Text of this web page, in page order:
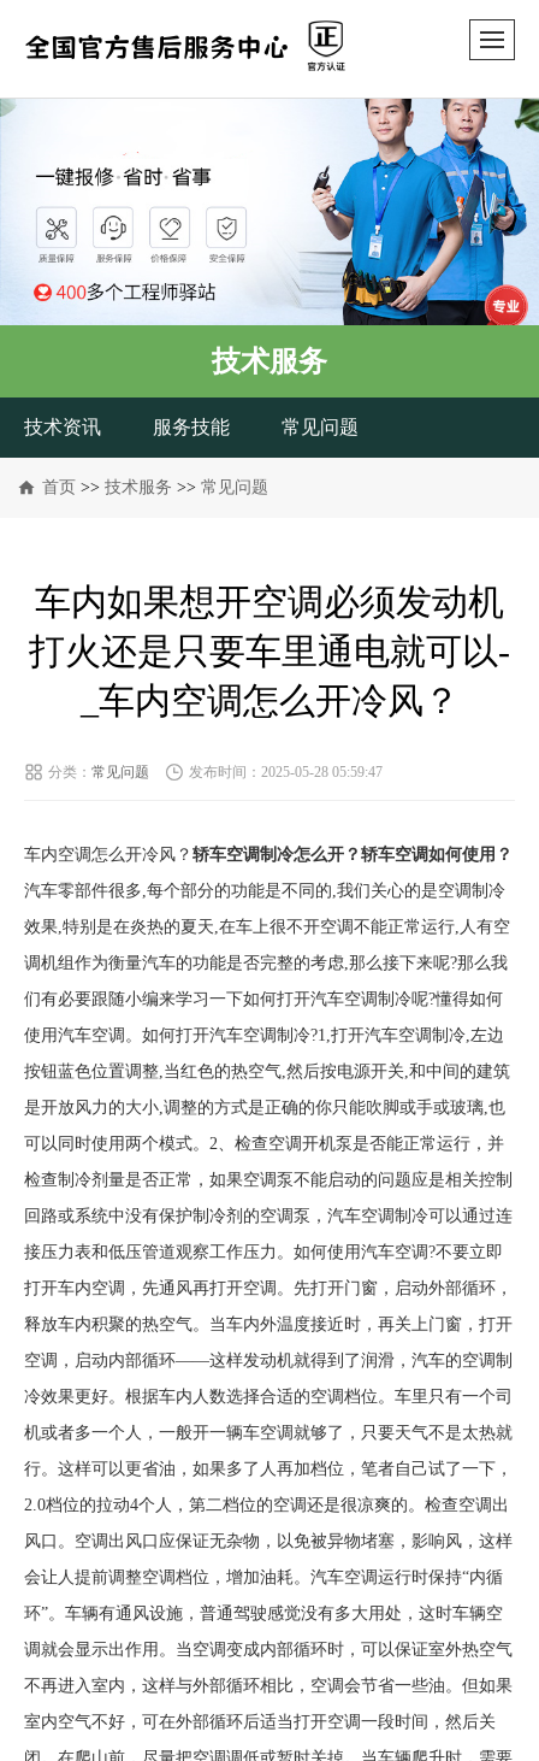
技术服务
技术资讯 服务技能 常见问题
首页 >> 技术服务 >> 常见问题
车内如果想开空调必须发动机
打火还是只要车里通电就可以-
_车内空调怎么开冷风？
分类： 常见问题 发布时间：2025-05-28 05:59:47
车内空调怎么开冷风？ 轿车空调制冷怎么开？轿车空调如何使用？
汽车零部件很多,每个部分的功能是不同的,我们关心的是空调制冷
效果,特别是在炎热的夏天,在车上很不开空调不能正常运行,人有空
调机组作为衡量汽车的功能是否完整的考虑,那么接下来呢?那么我
们有必要跟随小编来学习一下如何打开汽车空调制冷呢?懂得如何
使用汽车空调。如何打开汽车空调制冷?1,打开汽车空调制冷,左边
按钮蓝色位置调整,当红色的热空气,然后按电源开关,和中间的建筑
是开放风力的大小,调整的方式是正确的你只能吹脚或手或玻璃,也
可以同时使用两个模式。2、检查空调开机泵是否能正常运行，并
检查制冷剂量是否正常，如果空调泵不能启动的问题应是相关控制
回路或系统中没有保护制冷剂的空调泵，汽车空调制冷可以通过连
接压力表和低压管道观察工作压力。如何使用汽车空调?不要立即
打开车内空调，先通风再打开空调。先打开门窗，启动外部循环，
释放车内积聚的热空气。当车内外温度接近时，再关上门窗，打开
空调，启动内部循环——这样发动机就得到了润滑，汽车的空调制
冷效果更好。根据车内人数选择合适的空调档位。车里只有一个司
机或者多一个人，一般开一辆车空调就够了，只要天气不是太热就
行。这样可以更省油，如果多了人再加档位，笔者自己试了一下，
2.0档位的拉动4个人，第二档位的空调还是很凉爽的。检查空调出
风口。空调出风口应保证无杂物，以免被异物堵塞，影响风，这样
会让人提前调整空调档位，增加油耗。汽车空调运行时保持“内循
环”。车辆有通风设施，普通驾驶感觉没有多大用处，这时车辆空
调就会显示出作用。当空调变成内部循环时，可以保证室外热空气
不再进入室内，这样与外部循环相比，空调会节省一些油。但如果
室内空气不好，可在外部循环后适当打开空调一段时间，然后关